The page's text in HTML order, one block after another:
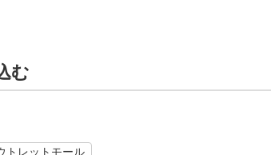
む
トレットモール